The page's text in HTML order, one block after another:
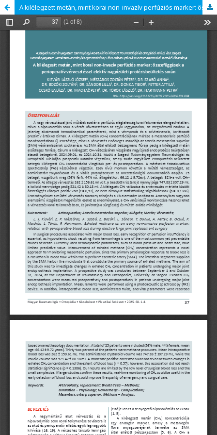
A kilélegzett metán, mint korai non-invazív perfúziós marker: összefüggések a perioperatív vérvesztéssel elektív nagyízületi protézisbeültetés során